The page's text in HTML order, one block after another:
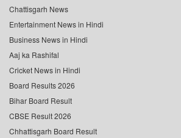
Chattisgarh News
Entertainment News in Hindi
Business News in Hindi
Aaj ka Rashifal
Cricket News in Hindi
Board Results 2026
Bihar Board Result
CBSE Result 2026
Chhattisgarh Board Result